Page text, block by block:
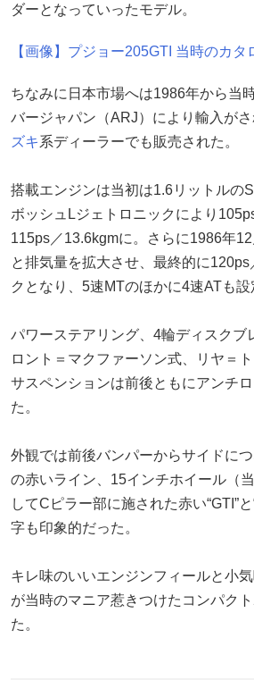
ダーとなっていったモデル。
【画像】プジョー205GTI 当時のカタ
ちなみに日本市場へは1986年から当
バージャパン（ARJ）により輸入が
ズキ系ディーラーでも販売された。
搭載エンジンは当初は1.6リットルの
ボッシュLジェトロニックにより
115ps／13.6kgmに。さらに1986年
と排気量を拡大させ、最終的に120ps
クとなり、5速MTのほかに4速ATも設
パワーステアリング、4輪ディスクブ
ロント＝マクファーソン式、リヤ＝
サスペンションは前後ともにアンチ
た。
外観では前後バンパーからサイドに
の赤いライン、15インチホイール（
してCピラー部に施された赤い“GTI”と
字も印象的だった。
キレ味のいいエンジンフィールと小
が当時のマニア惹きつけたコンパク
た。